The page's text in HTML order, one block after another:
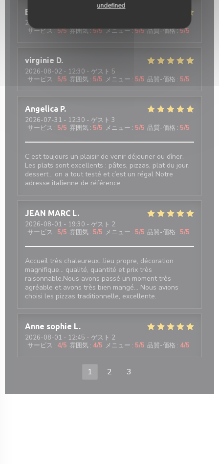
undefined
Evelyne
2026-08-02
サービス:5/5 雰囲気:5/5 メニュー:5/5 品質-価格:5/5
virginie D
2026-08-02 - 12:30 - ゲスト 5
サービス : 5/5 雰囲気 : 5/5 メニュー : 5/5 品質-価格 : 5/5
Angelica P
2026-07-31 - 12:30 - ゲスト 3
サービス : 5/5 雰囲気 : 5/5 メニュー : 5/5 品質-価格 : 5/5
C est toujours un plaisir de venir déjeuner ou dîner.
Les plats sont excellents : pâtes, pizzas, plat du jour,
dessert… on a tout testé et c’est un régal Notre
adresse italienne de référence
JEAN MARC L
2026-08-01 - 19:30 - ゲスト 2
サービス : 5/5 雰囲気 : 5/5 メニュー : 5/5 品質-価格 : 5/5
Accueil très chaleureux...lieu propre, décoration
magnifique... qualité, quantité et prix très
raisonnable.Nous avons passé un moment très
agréable et avons très bien mangé... Nous avions
choisi les pizzas traditionnelle, excellente.
Anne sophie L
2026-08-01 - 12:45 - ゲスト 2
サービス : 4/5 雰囲気 : 4/5 メニュー : 5/5 品質-価格 : 4/5
1 2 3